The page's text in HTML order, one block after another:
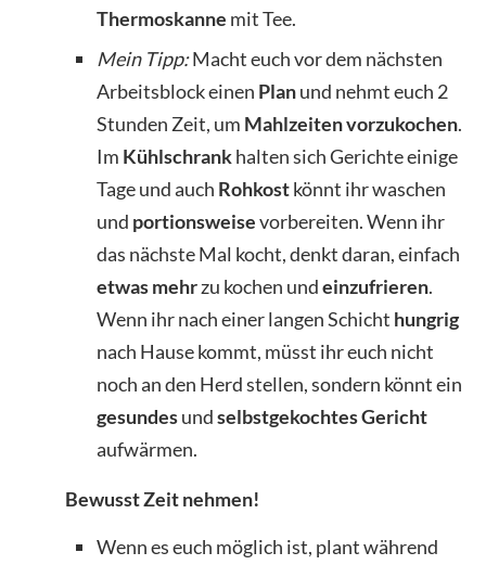
Thermoskanne mit Tee.
Mein Tipp:Macht euch vor dem nächsten
Arbeitsblock einen Planund nehmt euch 2
Stunden Zeit, um Mahlzeiten vorzukochen.
Im Kühlschrankhalten sich Gerichte einige
Tage und auch Rohkostkönnt ihr waschen
und portionsweisevorbereiten. Wenn ihr
das nächste Mal kocht, denkt daran, einfach
etwas mehrzu kochen undeinzufrieren.
Wenn ihr nach einer langen Schicht hungrig
nach Hause kommt, müsst ihr euch nicht
noch an den Herd stellen, sondern könnt ein
gesundesundselbstgekochtes Gericht
aufwärmen.
Bewusst Zeit nehmen!
Wenn es euch möglich ist, plant während